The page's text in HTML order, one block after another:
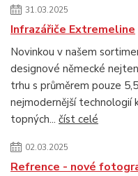
31.03.2025
Infrazářiče Extremeline
Novinkou v našem
designové německé
trhu s průměrem pouze
nejmodernější technologií
topných... číst celé
02.03.2025
Refrence - nové